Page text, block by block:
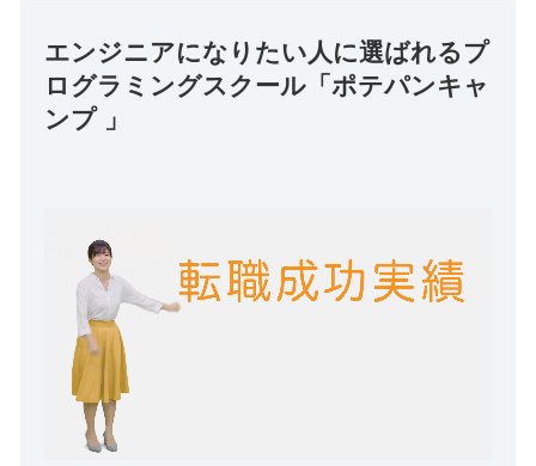
エンジニアになりたい人に選ばれるプ
ログラミングスクール「ポテパンキャ
ンプ 」